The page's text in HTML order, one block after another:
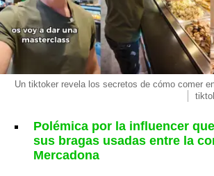
Un tiktoker revela los secretos de cómo comer
Polémica por la influencer
sus bragas usadas entre la
Mercadona